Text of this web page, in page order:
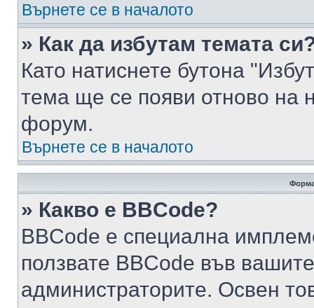
Върнете се в началото
» Как да избутам темата
Като натиснете бутона
тема ще се появи отново на
форум.
Върнете се в началото
» Какво е BBCode?
BBCode е специална
ползвате BBCode във
администраторите. Освен